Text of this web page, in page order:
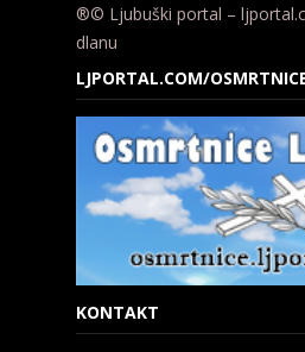
®© Ljubuški portal –
dlanu
LJPORTAL.COM/
KONTAKT